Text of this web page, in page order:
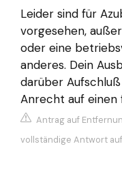
Leider sind für
vorgesehen,
oder eine
anderes. Dein
darüber
Anrecht auf einen
Antrag auf
vollständige Antwort